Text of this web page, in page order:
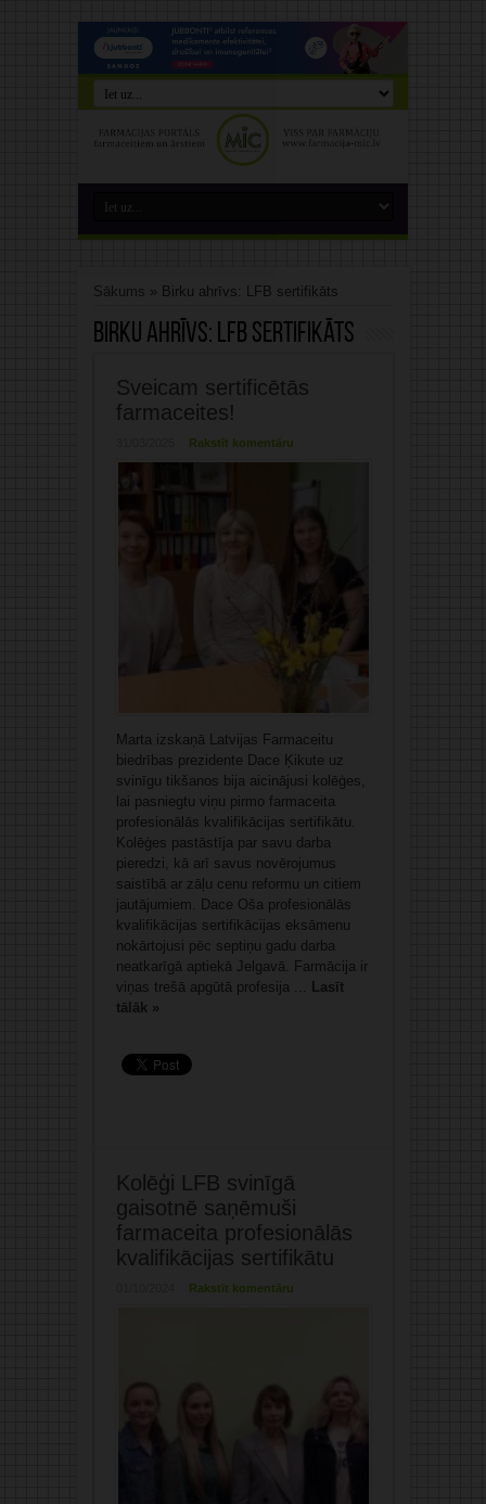
Sākums » Birku ahrīvs: LFB sertifikāts
Birku ahrīvs: LFB sertifikāts
Sveicam sertificētās
farmaceites!
Rakstīt komentāru
Marta izskaņā Latvijas Farmaceitu
biedrības prezidente Dace Ķikute uz
svinīgu tikšanos bija aicinājusi kolēģes,
lai pasniegtu viņu pirmo farmaceita
profesionālās kvalifikācijas sertifikātu.
Kolēģes pastāstīja par savu darba
pieredzi, kā arī savus novērojumus
saistībā ar zāļu cenu reformu un citiem
jautājumiem. Dace Oša profesionālās
kvalifikācijas sertifikācijas eksāmenu
nokārtojusi pēc septiņu gadu darba
neatkarīgā aptiekā Jelgavā. Farmācija ir
viņas trešā apgūtā profesija ... Lasīt
tālāk »
Kolēģi LFB svinīgā
gaisotnē saņēmuši
farmaceita profesionālās
kvalifikācijas sertifikātu
Rakstīt komentāru